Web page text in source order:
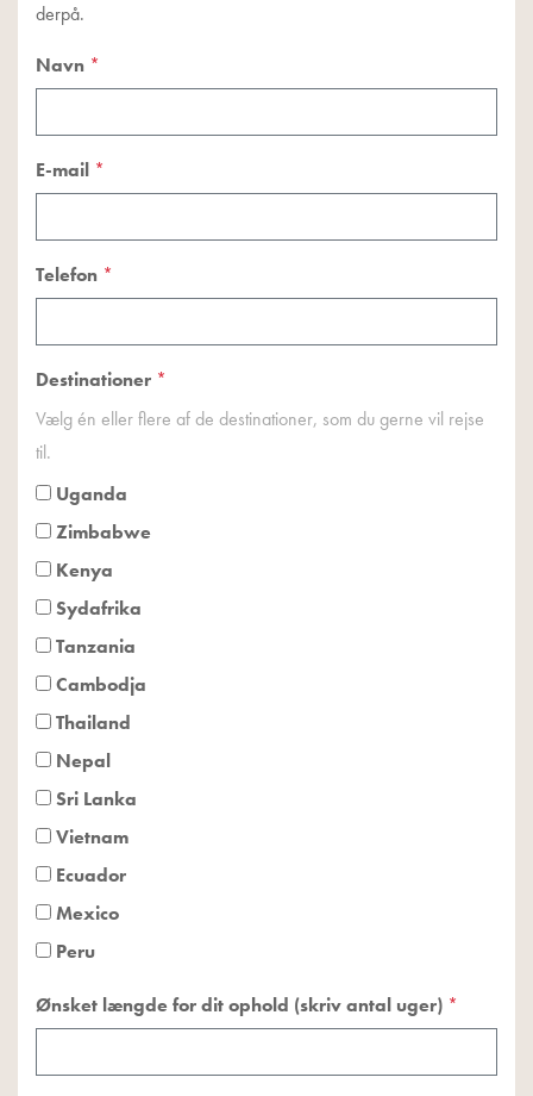
derpå.
Navn *
E-mail *
Telefon *
Destinationer *
Vælg én eller flere af de destinationer, som du gerne vil rejse
til.
Uganda
Zimbabwe
Kenya
Sydafrika
Tanzania
Cambodja
Thailand
Nepal
Sri Lanka
Vietnam
Ecuador
Mexico
Peru
Ønsket længde for dit ophold (skriv antal uger) *